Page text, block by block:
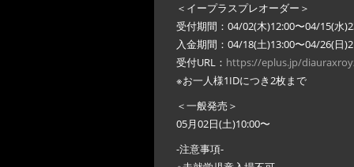
＜イープラスプレオーダー＞
受付期間：04/02(木)12:00〜04/15(水
入金期間：04/18(土)13:00〜04/26(日
受付URL： https://eplus.jp/
※お一人様1IDにつき2枚まで
＜一般発売＞
05月02日(土)10:00〜
-注意事項-